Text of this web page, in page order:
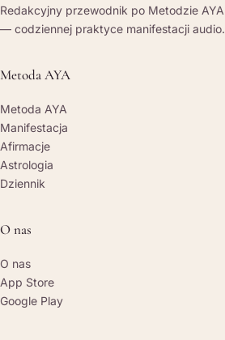
Redakcyjny przewodnik po Metodzie AYA
— codziennej praktyce manifestacji audio.
Metoda AYA
Metoda AYA
Manifestacja
Afirmacje
Astrologia
Dziennik
O nas
O nas
App Store
Google Play